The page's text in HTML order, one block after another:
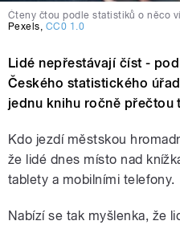
Čteny čtou podle statistiků o něco
Pexels, CC0 1.0
Lidé nepřestávají číst -
Českého statistického
jednu knihu ročně
Kdo jezdí městskou
že lidé dnes místo nad
tablety a mobilními telefony.
Nabízí se tak myšlenka, že